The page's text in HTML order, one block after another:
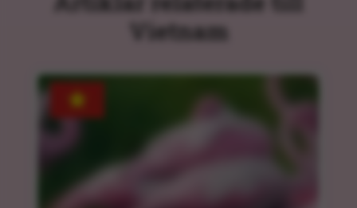
Vietnam